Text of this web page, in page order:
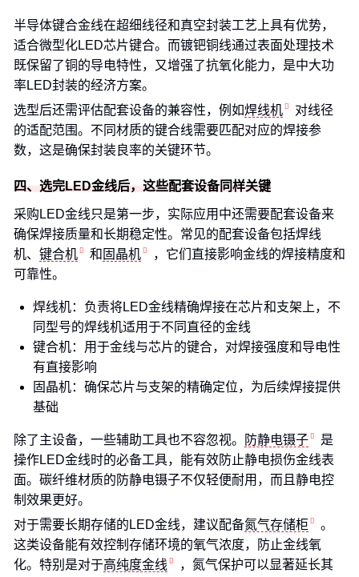
半导体键合金线在超细线径和真空封装工艺上具有优势，
适合微型化LED芯片键合。而镀钯铜线通过表面处理技术
既保留了铜的导电特性，又增强了抗氧化能力，是中大功
率LED封装的经济方案。
选型后还需评估配套设备的兼容性，例如焊线机
对线径
的适配范围。不同材质的键合线需要匹配对应的焊接参
数，这是确保封装良率的关键环节。
四、选完LED金线后，这些配套设备同样关键
采购LED金线只是第一步，实际应用中还需要配套设备来
确保焊接质量和长期稳定性。常见的配套设备包括焊线
机、 键合机 和 固晶机
，它们直接影响金线的焊接精度和
可靠性。
焊线机：负责将LED金线精确焊接在芯片和支架上，不
同型号的焊线机适用于不同直径的金线
键合机：用于金线与芯片的键合，对焊接强度和导电性
有直接影响
固晶机：确保芯片与支架的精确定位，为后续焊接提供
基础
除了主设备，一些辅助工具也不容忽视。 防静电镊子
是
操作LED金线时的必备工具，能有效防止静电损伤金线表
面。碳纤维材质的防静电镊子不仅轻便耐用，而且静电控
制效果更好。
对于需要长期存储的LED金线，建议配备氮气存储柜
。
这类设备能有效控制存储环境的氧气浓度，防止金线氧
化。特别是对于高纯度金线
，氮气保护可以显著延长其